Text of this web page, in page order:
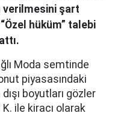
verilmesini şart
hüküm” talebi
Moda semtinde
piyasasındaki
boyutları gözler
ile kiracı olarak